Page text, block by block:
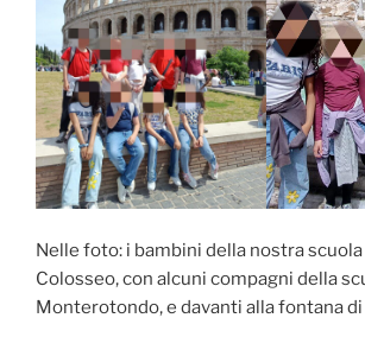
Nelle foto: i bambini della nostra
Colosseo, con alcuni compagni della
Monterotondo, e davanti alla fontana